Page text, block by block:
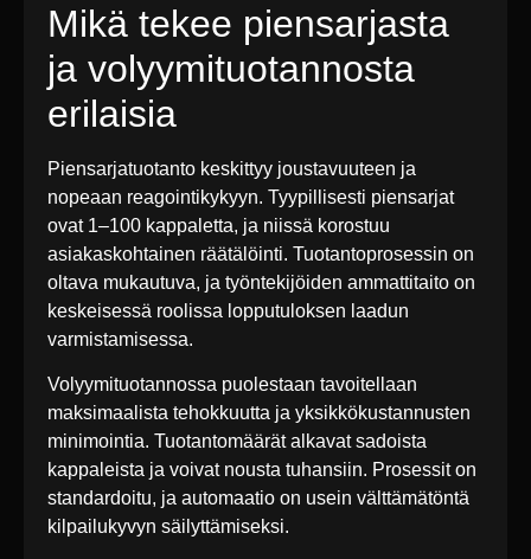
Mikä tekee piensarjasta
ja volyymituotannosta
erilaisia
Piensarjatuotanto keskittyy joustavuuteen ja
nopeaan reagointikykyyn. Tyypillisesti piensarjat
ovat 1–100 kappaletta, ja niissä korostuu
asiakaskohtainen räätälöinti. Tuotantoprosessin on
oltava mukautuva, ja työntekijöiden ammattitaito on
keskeisessä roolissa lopputuloksen laadun
varmistamisessa.
Volyymituotannossa puolestaan tavoitellaan
maksimaalista tehokkuutta ja yksikkökustannusten
minimointia. Tuotantomäärät alkavat sadoista
kappaleista ja voivat nousta tuhansiin. Prosessit on
standardoitu, ja automaatio on usein välttämätöntä
kilpailukyvyn säilyttämiseksi.